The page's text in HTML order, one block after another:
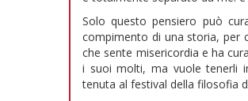
Solo questo pensiero può
compimento di una storia, per
che sente misericordia e ha
i suoi molti, ma vuole tenerli
tenuta al festival della filosofia